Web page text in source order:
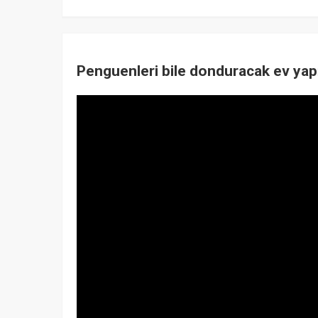
Penguenleri bile donduracak ev